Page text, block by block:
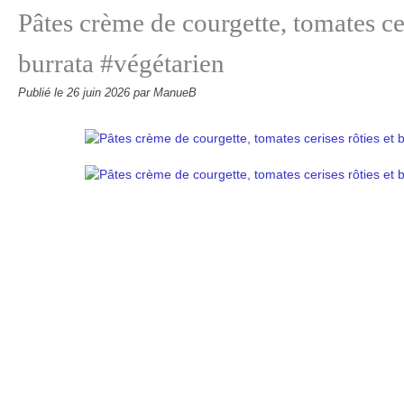
Pâtes crème de courgette, tomates
burrata #végétarien
Publié le 26 juin 2026 par ManueB